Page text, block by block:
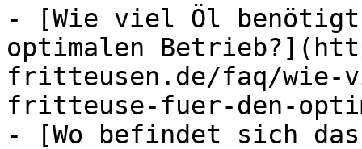
- [Wie viel Öl
optimalen
fritteusen.de/faq/wie-
fritteuse-fuer-den-
- [Wo befindet sich